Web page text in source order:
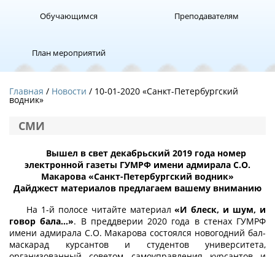
Обучающимся Преподавателям
План мероприятий
Главная Новости / 10-01-2020 «Санкт-Петербургский
водник»
СМИ
Вышел в свет декабрьский 2019 года номер
электронной газеты ГУМРФ имени адмирала С.О.
Макарова «Санкт-Петербургский водник»
Дайджест материалов предлагаем вашему вниманию
На 1-й полосе читайте материал«И блеск, и шум, и
говор бала…». В преддверии 2020 года в стенах ГУМРФ
имени адмирала С.О. Макарова состоялся новогодний бал-
маскарад курсантов и студентов университета,